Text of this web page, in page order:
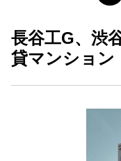
長谷工G、渋
貸マンション